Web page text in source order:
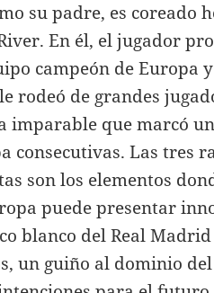
su padre, es coreado
En él, el jugador
campeón de Europa
rodeó de grandes
imparable que marcó
consecutivas. Las tres
son los elementos
puede presentar
blanco del Real
un guiño al dominio